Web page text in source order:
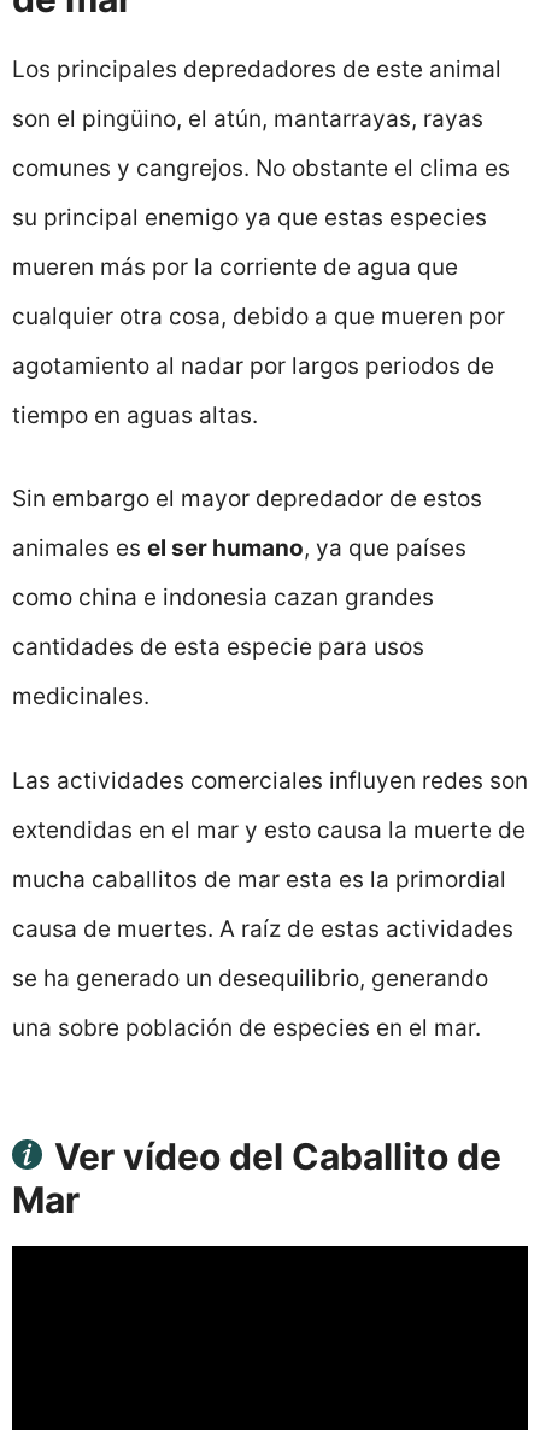
Los principales depredadores de este animal
son el pingüino, el atún, mantarrayas, rayas
comunes y cangrejos. No obstante el clima es
su principal enemigo ya que estas especies
mueren más por la corriente de agua que
cualquier otra cosa, debido a que mueren por
agotamiento al nadar por largos periodos de
tiempo en aguas altas.
Sin embargo el mayor depredador de estos
animales es el ser humano, ya que países
como china e indonesia cazan grandes
cantidades de esta especie para usos
medicinales.
Las actividades comerciales influyen redes son
extendidas en el mar y esto causa la muerte de
mucha caballitos de mar esta es la primordial
causa de muertes. A raíz de estas actividades
se ha generado un desequilibrio, generando
una sobre población de especies en el mar.
Ver vídeo del Caballito de
Mar